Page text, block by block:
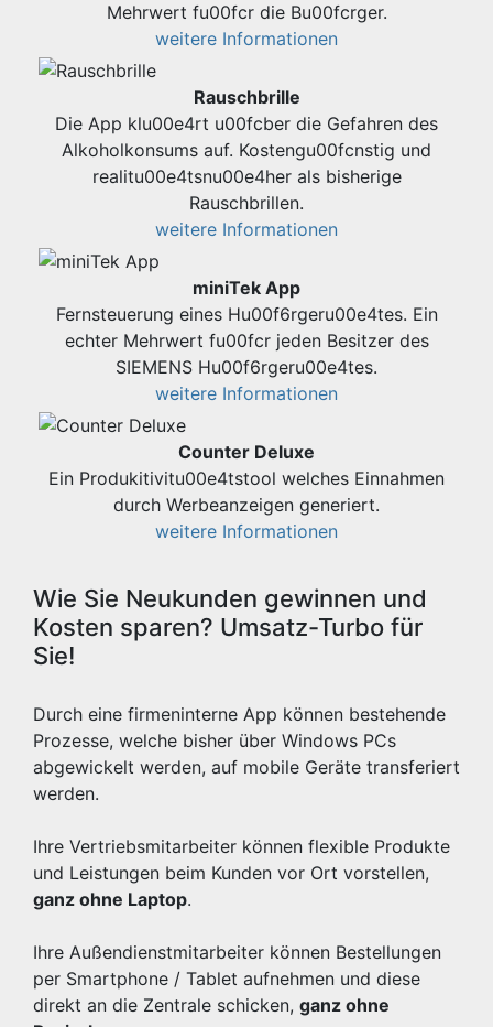
Mehrwert fu00fcr die Bu00fcrger.
weitere Informationen
Rauschbrille
Die App klu00e4rt u00fcber die Gefahren des
Alkoholkonsums auf. Kostengu00fcnstig und
realitu00e4tsnu00e4her als bisherige
Rauschbrillen.
weitere Informationen
miniTek App
Fernsteuerung eines Hu00f6rgeru00e4tes. Ein
echter Mehrwert fu00fcr jeden Besitzer des
SIEMENS Hu00f6rgeru00e4tes.
weitere Informationen
Counter Deluxe
Ein Produkitivitu00e4tstool welches Einnahmen
durch Werbeanzeigen generiert.
weitere Informationen
Wie Sie Neukunden gewinnen und
Kosten sparen? Umsatz-Turbo für
Sie!
Durch eine firmeninterne App können bestehende
Prozesse, welche bisher über Windows PCs
abgewickelt werden, auf mobile Geräte transferiert
werden.
Ihre Vertriebsmitarbeiter können flexible Produkte
und Leistungen beim Kunden vor Ort vorstellen,
ganz ohne Laptop.
Ihre Außendienstmitarbeiter können Bestellungen
per Smartphone / Tablet aufnehmen und diese
direkt an die Zentrale schicken, ganz ohne